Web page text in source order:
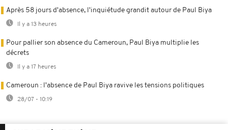
Après 58 jours d'absence, l'inquiétude grandit autour de Paul Biya
Il y a 13 heures
Pour pallier son absence du Cameroun, Paul Biya multiplie les
décrets
Il y a 17 heures
Cameroun : l'absence de Paul Biya ravive les tensions politiques
28/07 - 10:19